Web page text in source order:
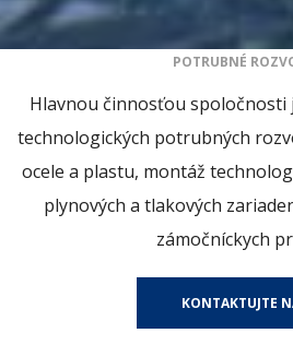
POTRUBNÉ
Hlavnou činnosťou spoločnosti
technologických potrubných
ocele a plastu, montáž
plynových a tlakových
zámočníckych
KONTAKTUJTE